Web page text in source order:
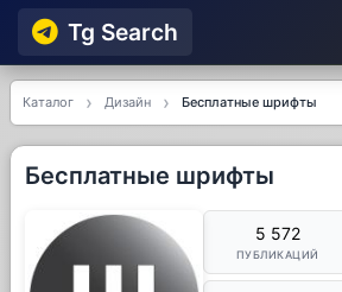
Tg Searсh
Каталог Дизайн Бесплатные шрифты
Бесплатные шрифты
5 572
ПУБЛИКАЦИЙ